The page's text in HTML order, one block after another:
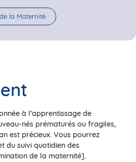
la Maternité
à l’apprentissage de
nés prématurés ou fragiles,
est précieux. Vous pourrez
du suivi quotidien des
de la maternité].